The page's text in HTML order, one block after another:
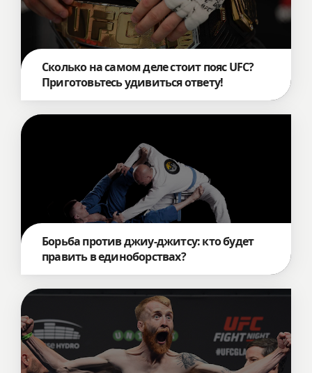
Сколько на самом деле стоит пояс UFC?
Приготовьтесь удивиться ответу!
Борьба против джиу-джитсу: кто будет
править в единоборствах?